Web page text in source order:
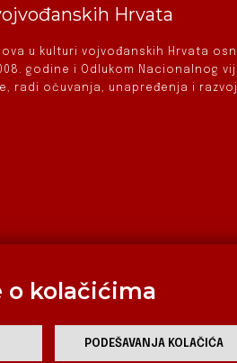
Hrvata
u kulturi vojvođanskih Hrvata
godine i Odlukom Nacionalnog
radi očuvanja, unapređenja i
Zavod
o kolačićima
PODEŠAVANJA KOLAČIĆA